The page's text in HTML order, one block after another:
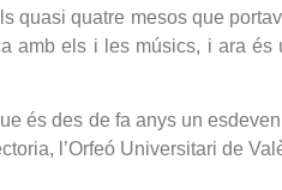
quatre mesos que
els i les músics, i ara
és des de fa anys un
l’Orfeó Universitari de